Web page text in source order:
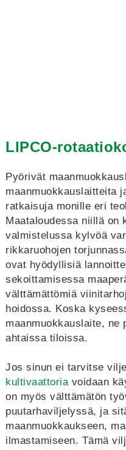
LIPCO-
Pyörivät
maanmuokkauslaitteita
ratkaisuja monille eri
Maataloudessa niillä on
valmistelussa kylvöä
rikkaruohojen
ovat hyödyllisiä
sekoittamisessa
välttämättömiä
hoidossa. Koska
maanmuokkauslaite, ne
ahtaissa tiloissa.
Jos sinun ei tarvitse
kultivaattoriavoidaan
on myös välttämätön
puutarhaviljelyssä, ja
maanmuokkaukseen,
ilmastamiseen. Tämä